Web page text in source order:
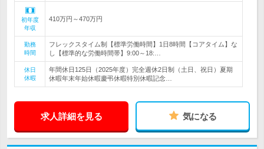
初年度
年収
410万円～470万円
勤務
時間
フレックスタイム制【標準労働時間】1日8時間【コアタイム】な
し【標準的な労働時間帯】9:00～18:…
休日
休暇
年間休日125日（2025年度）完全週休2日制（土日、祝日）夏期
休暇年末年始休暇慶弔休暇特別休暇記念…
求人詳細を見る 気になる